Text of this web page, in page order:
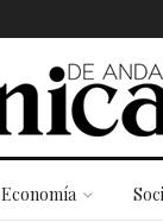
Economía